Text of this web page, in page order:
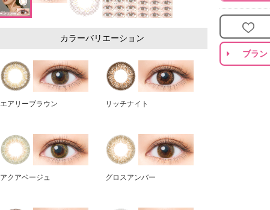
カラーバリエーション
エアリーブラウン リッチナイト
アクアベージュ グロスアンバー
ブラン